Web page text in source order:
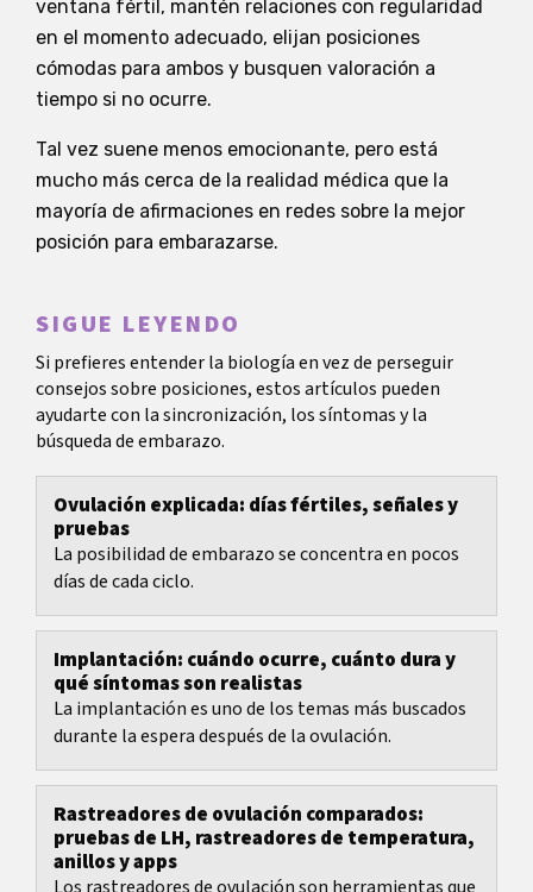
ventana fértil, mantén relaciones con regularidad
en el momento adecuado, elijan posiciones
cómodas para ambos y busquen valoración a
tiempo si no ocurre.
Tal vez suene menos emocionante, pero está
mucho más cerca de la realidad médica que la
mayoría de afirmaciones en redes sobre la mejor
posición para embarazarse.
SIGUE LEYENDO
Si prefieres entender la biología en vez de perseguir
consejos sobre posiciones, estos artículos pueden
ayudarte con la sincronización, los síntomas y la
búsqueda de embarazo.
Ovulación explicada: días fértiles, señales y
pruebas
La posibilidad de embarazo se concentra en pocos
días de cada ciclo.
Implantación: cuándo ocurre, cuánto dura y
qué síntomas son realistas
La implantación es uno de los temas más buscados
durante la espera después de la ovulación.
Rastreadores de ovulación comparados:
pruebas de LH, rastreadores de temperatura,
anillos y apps